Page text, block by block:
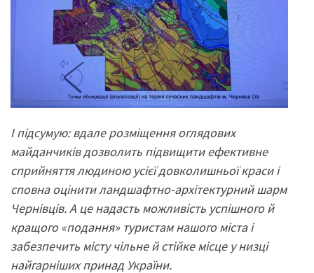
І підсумую: вдале розміщення оглядових
майданчиків дозволить підвищити ефективне
сприйняття людиною усієї довколишньої краси і
сповна оцінити ландшафтно-архітектурний шарм
Чернівців. А це надасть можливість успішного й
кращого «подання» туристам нашого міста і
забезпечить місту чільне й стійке місце у низці
найгарніших принад України.